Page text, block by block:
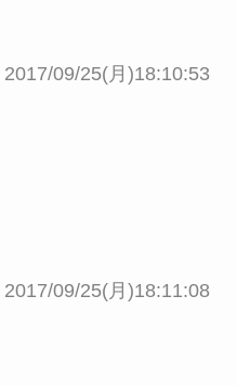
2017/09/25(月)18:10:53
2017/09/25(月)18:11:08